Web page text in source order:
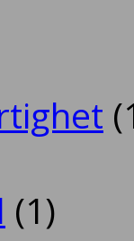
(1)